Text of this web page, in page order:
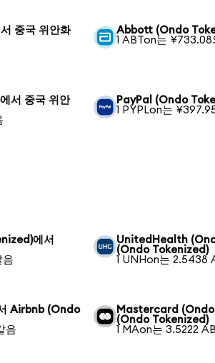
중국 위안화
Abbott (Ondo
1 ABTon는 ¥733.08
서 중국 위안
PayPal (Ondo
1 PYPLon는
에서
음
UnitedHealth
(Ondo Tokenized)
1 UNHon는 2.5438
Airbnb (Ondo
음
Mastercard
(Ondo Tokenized)
1 MAon는 3.5222